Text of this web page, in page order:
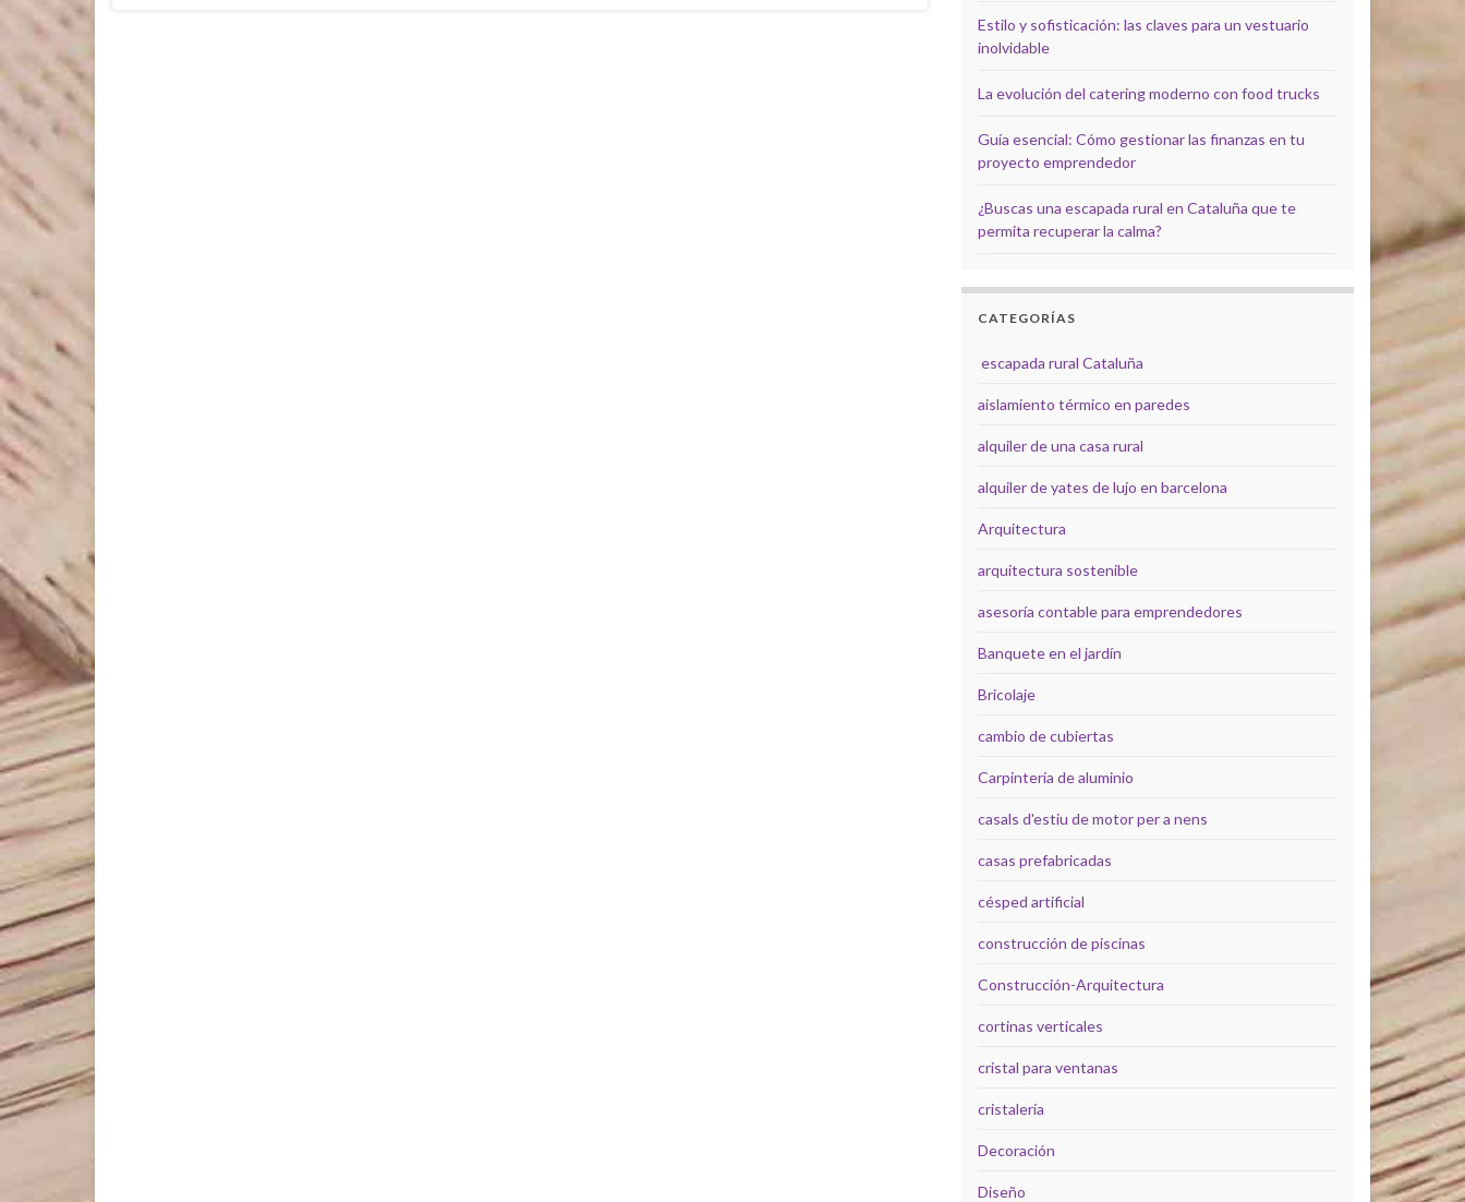
Estilo y sofisticación: las claves para un vestuario
inolvidable
La evolución del catering moderno con food trucks
Guía esencial: Cómo gestionar las finanzas en tu
proyecto emprendedor
¿Buscas una escapada rural en Cataluña que te
permita recuperar la calma?
CATEGORÍAS
escapada rural Cataluña
aislamiento térmico en paredes
alquiler de una casa rural
alquiler de yates de lujo en barcelona
Arquitectura
arquitectura sostenible
asesoría contable para emprendedores
Banquete en el jardín
Bricolaje
cambio de cubiertas
Carpintería de aluminio
casals d'estiu de motor per a nens
casas prefabricadas
césped artificial
construcción de piscinas
Construcción-Arquitectura
cortinas verticales
cristal para ventanas
cristalería
Decoración
Diseño